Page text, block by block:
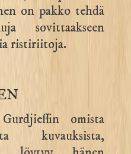
on pakko tehdä
sovittaakseen
ristiriitoja.
omista
kuvauksista,